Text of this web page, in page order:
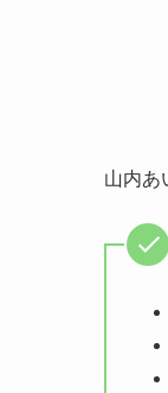
山内あ